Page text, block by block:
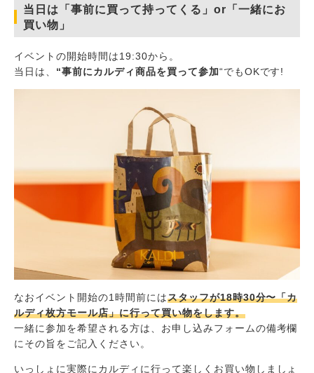
当日は「事前に買って持ってくる」or「一緒にお
買い物」
イベントの開始時間は19:30から。
当日は、 “事前にカルディ商品を買って参加“でもOKです!
なおイベント開始の1時間前にはスタッフが18時30分〜「カ
ルディ枚方モール店」に行って買い物をします。
一緒に参加を希望される方は、お申し込みフォームの備考欄
にその旨をご記入ください。
いっしょに実際にカルディに行って楽しくお買い物しましょ